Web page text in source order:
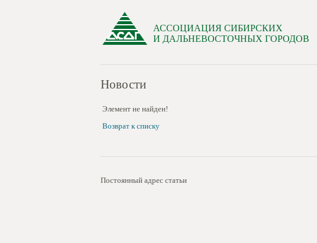
АССОЦИАЦИЯ СИБИРСКИХ
И ДАЛЬНЕВОСТОЧНЫХ ГОРОДОВ
Новости
Элемент не найден!
Возврат к списку
Постоянный адрес статьи